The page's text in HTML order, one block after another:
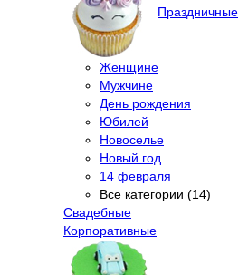
Праздничные
Женщине
Мужчине
День рождения
Юбилей
Новоселье
Новый год
14 февраля
Все категории (14)
Свадебные
Корпоративные